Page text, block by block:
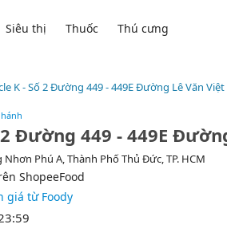
Siêu thị Thuốc Thú cưng
K - Số 2 Đường 449 - 449E Đường Lê Văn Việt
Nhơn Phú A, Thành Phố Thủ Đức, TP. HCM
ShopeeFood
giá từ Foody